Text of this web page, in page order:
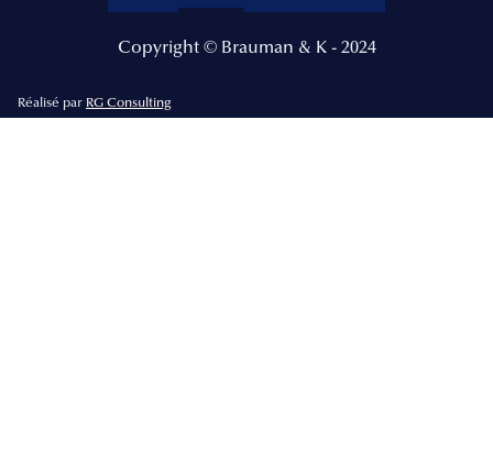
Copyright © Brauman & K - 2024
Réalisé par RG Consulting